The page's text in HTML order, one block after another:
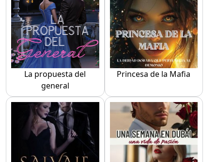
La propuesta del
general
Princesa de la Mafia